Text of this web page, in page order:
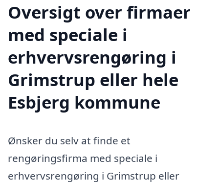
Oversigt over firmaer
med speciale i
erhvervsrengøring i
Grimstrup eller hele
Esbjerg kommune
Ønsker du selv at finde et
rengøringsfirma med speciale i
erhvervsrengøring i Grimstrup eller